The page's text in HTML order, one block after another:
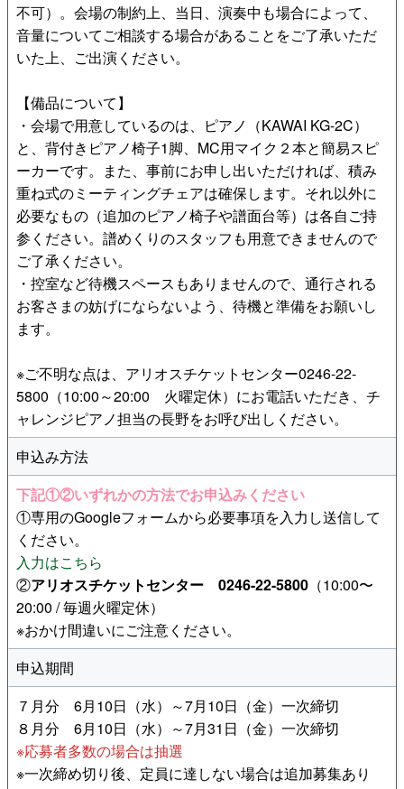
不可）。会場の制約上、当日、演奏中も場合によって、
音量についてご相談する場合があることをご了承いただ
いた上、ご出演ください。
【備品について】
・会場で用意しているのは、ピアノ（KAWAI KG-2C）
と、背付きピアノ椅子1脚、MC用マイク２本と簡易スピ
ーカーです。また、事前にお申し出いただければ、積み
重ね式のミーティングチェアは確保します。それ以外に
必要なもの（追加のピアノ椅子や譜面台等）は各自ご持
参ください。譜めくりのスタッフも用意できませんので
ご了承ください。
・控室など待機スペースもありませんので、通行される
お客さまの妨げにならないよう、待機と準備をお願いし
ます。
※ご不明な点は、アリオスチケットセンター0246-22-
5800（10:00～20:00 火曜定休）にお電話いただき、チ
ャレンジピアノ担当の長野をお呼び出しください。
申込み方法
下記①②いずれかの方法でお申込みください
①専用のGoogleフォームから必要事項を入力し送信して
ください。
入力はこちら
②アリオスチケットセンター 0246-22-5800 （10:00〜
20:00 / 毎週火曜定休）
※おかけ間違いにご注意ください。
申込期間
７月分 6月10日（水）～7月10日（金）一次締切
８月分 6月10日（水）～7月31日（金）一次締切
※応募者多数の場合は抽選
※一次締め切り後、定員に達しない場合は追加募集あり